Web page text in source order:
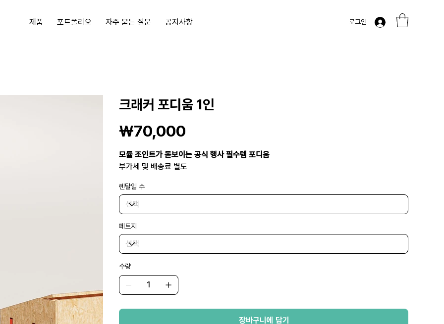
제품 포트폴리오 자주 묻는 질문 공지사항 로그인
크래커 포디움 1인
격
₩70,000
모듈 조인트가 돋보이는 공식 행사 필수템 포디움
부가세 및 배송료 별도
렌탈일 수
페트지
수량
장바구니에 담기